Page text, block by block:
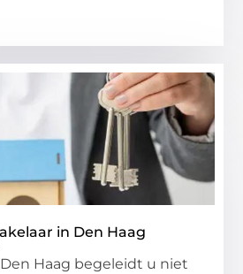
in Den Haag
Haag begeleidt u niet